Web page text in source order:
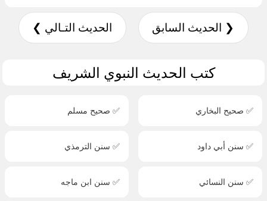
❮ الحديث السابق الحديث التـالي ❯
كتب الحديث النبوي الشريف
✅ صحيح البخاري ✅ صحيح مسلم
✅ سنن أبي داود ✅ سنن الترمذي
✅ سنن النسائي ✅ سنن ابن ماجه